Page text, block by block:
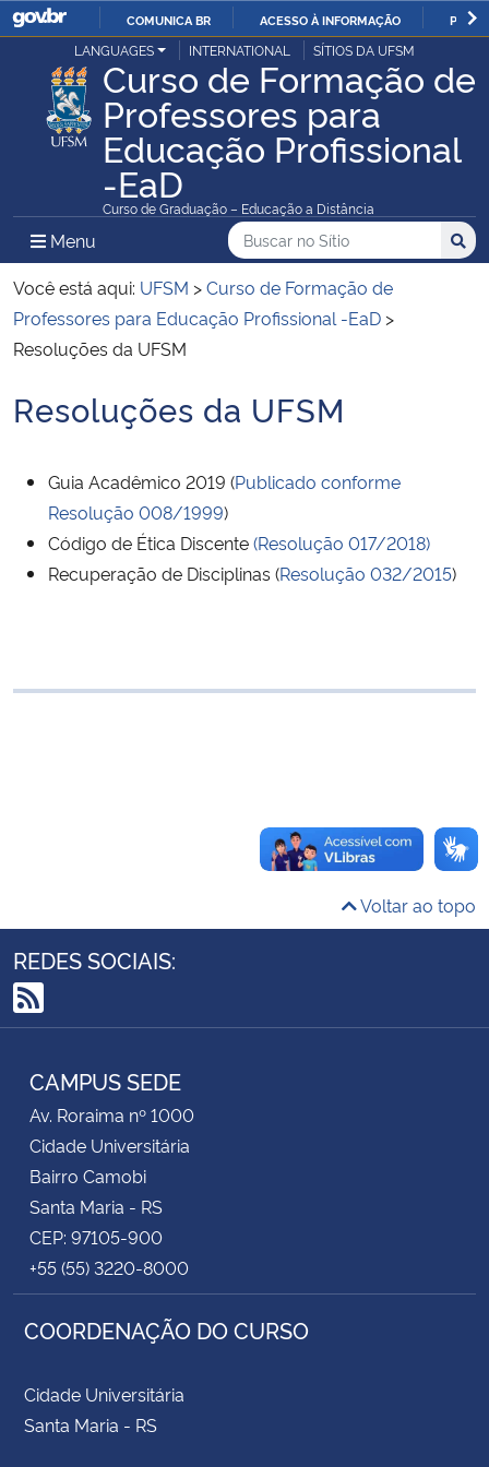
IR
PARA
O
CONTEÚDO
COMUNICA BR ACESSO À INFORMAÇÃO
Ministério da Justiça e Segurança Pública
Ministério da Defesa
Ministério das Relações Exteriores
Ministério da Infraestrutura
Ministério da Cidadania
Ministério da Saúde
Ministério da Mulher, da Família e dos Direitos Humanos
Secretaria-Geral
Secretaria de Governo
Gabinete de Segurança Institucional
Advocacia-Geral da União
Banco Central do Brasil
LANGUAGES INTERNATIONAL SÍTIOS DA UFSM
Curso de Formação de
Professores para
Educação Profissional
-EaD
Curso de Graduação – Educação a Distância
Menu Menu Principal do Sítio
Busca
Buscar no no Sítio
Busca:
Você está aqui: UFSM >Curso de Formação de
Professores para Educação Profissional -EaD >
Resoluções da UFSM
Início do conteúdo
Resoluções da UFSM
Guia Acadêmico 2019 (Publicado conforme
Resolução 008/1999)
Código de Ética Discente(Resolução 017/2018)
Recuperação de Disciplinas (Resolução 032/2015)
Voltar ao topo
REDES SOCIAIS:
RSS
CAMPUS SEDE
Av. Roraima nº 1000
Cidade Universitária
Bairro Camobi
Santa Maria - RS
CEP: 97105-900
+55 (55) 3220-8000
COORDENAÇÃO DO CURSO
Cidade Universitária
Santa Maria - RS